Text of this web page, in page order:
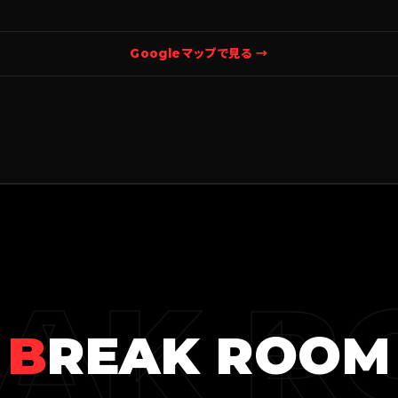
Googleマップで見る →
BREAK ROOM